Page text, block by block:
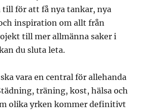
till för att få nya tankar, nya
inspiration om allt från
till mer allmänna saker i
du sluta leta.
vara en central för allehanda
träning, kost, hälsa och
olika yrken kommer definitivt